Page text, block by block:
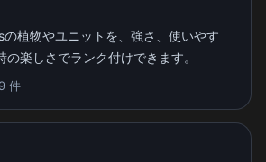
植物やユニットを、強さ、使いやす
の楽しさでランク付けできます。
件